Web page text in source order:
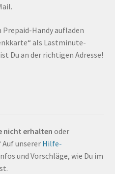
Prepaid-Handy aufladen
als Lastminute-
Du an der richtigen Adresse!
nicht erhalten oder
Auf unserer Hilfe-
und Vorschläge, wie Du im